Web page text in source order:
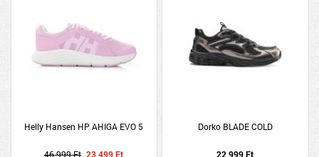
Helly Hansen HP AHIGA EVO 5
46 999 Ft 23 499 Ft
Dorko BLADE COLD
22 999 Ft